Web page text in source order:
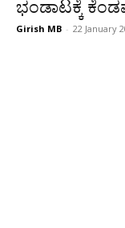
ಭಂಡಾಟಕ್ಕೆ
Girish MB - 22 January